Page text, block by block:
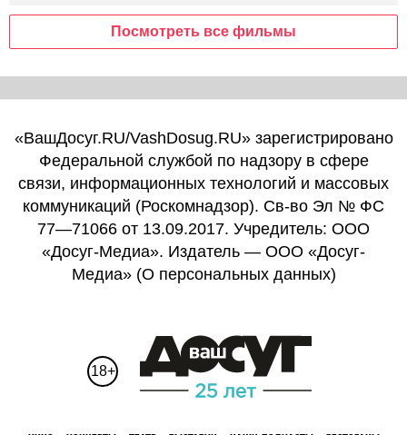
Посмотреть все фильмы
«ВашДосуг.RU/VashDosug.RU» зарегистрировано
Федеральной службой по надзору в сфере
связи, информационных технологий и массовых
коммуникаций (Роскомнадзор). Св-во Эл № ФС
77—71066 от 13.09.2017. Учредитель: ООО
«Досуг-Медиа». Издатель — ООО «Досуг-
Медиа» (О персональных данных)
18+